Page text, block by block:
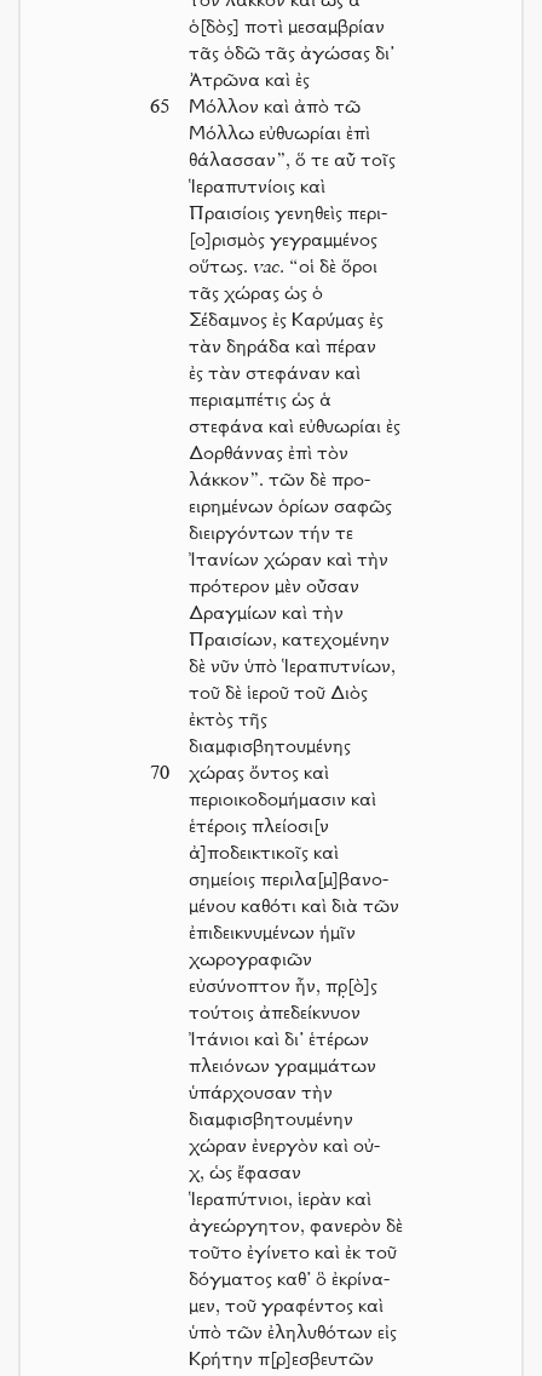
ὁ[δὸς] ποτὶ μεσαμβρίαν
τᾶς ὁδῶ τᾶς ἀγώσας δι’
Ἀτρῶνα καὶ ἐς
65
Μόλλον καὶ ἀπὸ τῶ
Μόλλω εὐθυωρίαι ἐπὶ
θάλασσαν”, ὅ τε αὖ τοῖς
Ἱεραπυτνίοις καὶ
Πραισίοις γενηθεὶς περι-
[ο]ρισμὸς γεγραμμένος
οὕτως. vac. “οἱ δὲ ὅροι
τᾶς χώρας ὡς ὁ
Σέδαμνος ἐς Καρύμας ἐς
τὰν δηράδα καὶ πέραν
ἐς τὰν στεφάναν καὶ
περιαμπέτις ὡς ἁ
στεφάνα καὶ εὐθυωρίαι ἐς
Δορθάννας ἐπὶ τὸν
λάκκον”. τῶν δὲ προ-
ειρημένων ὁρίων σαφῶς
διειργόντων τήν τε
Ἰτανίων χώραν καὶ τὴν
πρότερον μὲν οὖσαν
Δραγμίων καὶ τὴν
Πραισίων, κατεχομένην
δὲ νῦν ὑπὸ Ἱεραπυτνίων,
τοῦ δὲ ἱεροῦ τοῦ Διὸς
ἐκτὸς τῆς
διαμφισβητουμένης
70
χώρας ὄντος καὶ
περιοικοδομήμασιν καὶ
ἑτέροις πλείοσι[ν
ἀ]ποδεικτικοῖς καὶ
σημείοις περιλα[μ]βανο-
μένου καθότι καὶ διὰ τῶν
ἐπιδεικνυμένων ἡμῖν
χωρογραφιῶν
εὐσύνοπτον ἦν, πρ̣[ὸ]ς
τούτοις ἀπεδείκνυον
Ἰτάνιοι καὶ δι’ ἑτέρων
πλειόνων γραμμάτων
ὑπάρχουσαν τὴν
διαμφισβητουμένην
χώραν ἐνεργὸν καὶ οὐ-
χ, ὡς ἔφασαν
Ἱεραπύτνιοι, ἱερὰν καὶ
ἀγεώργητον, φανερὸν δὲ
τοῦτο ἐγίνετο καὶ ἐκ τοῦ
δόγματος καθ’ ὃ ἐκρίνα-
μεν, τοῦ γραφέντος καὶ
ὑπὸ τῶν ἐληλυθότων εἰς
Κρήτην π[ρ]εσβευτῶν